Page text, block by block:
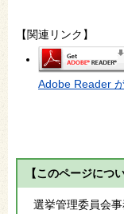
【関連リンク】
Adobe Reader
【このページにつ
選挙管理委員会